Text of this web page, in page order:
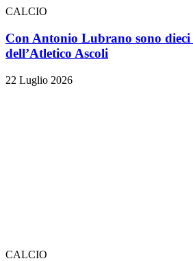
CALCIO
Con Antonio Lubrano sono
dell’Atletico Ascoli
22 Luglio 2026
CALCIO